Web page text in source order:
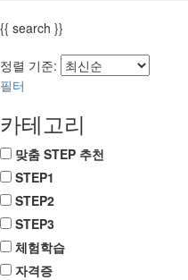
{{ search }}
정렬 기준:
필터
카테고리
맞춤 STEP 추천
STEP1
STEP2
STEP3
체험학습
자격증